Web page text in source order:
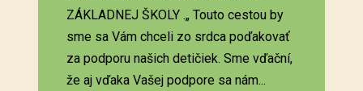
ZÁKLADNEJ ŠKOLY .„ Touto cestou by
sme sa Vám chceli zo srdca poďakovať
za podporu našich detičiek. Sme vďační,
že aj vďaka Vašej podpore sa nám...